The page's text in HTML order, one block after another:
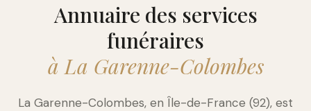
Annuaire des services
funéraires
à La Garenne-Colombes
La Garenne-Colombes, en Île-de-France (92), est